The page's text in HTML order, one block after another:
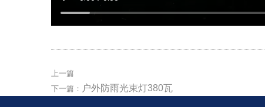
上一篇
下一篇： 户外防雨光束灯380瓦